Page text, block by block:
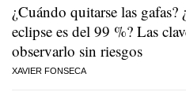
¿Cuándo quitarse las gafas?
eclipse es del 99 %? Las
observarlo sin riesgos
XAVIER FONSECA